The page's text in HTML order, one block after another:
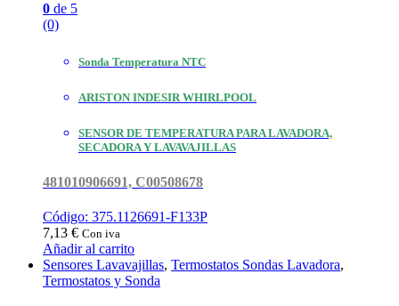
0 de 5
(0)
Sonda Temperatura NTC
ARISTON INDESIR WHIRLPOOL
SENSOR DE TEMPERATURA PARA LAVADORA,
SECADORA Y LAVAVAJILLAS
481010906691, C00508678
Código: 375.1126691-F133P
7,13 € Con iva
Añadir al carrito
Sensores Lavavajillas, Termostatos Sondas Lavadora,
Termostatos y Sonda